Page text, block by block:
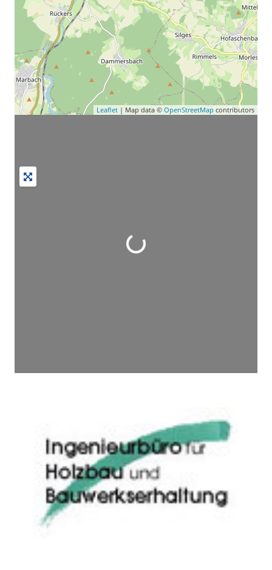
Leaflet | Map data © OpenStreetMap contributors
Wird geladen …